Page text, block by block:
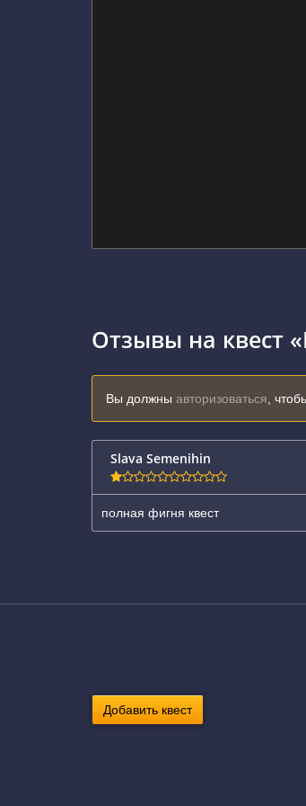
Отзывы на квест
Вы должны авторизоваться ,
Slava Semenihin
полная фигня квест
Добавить квест